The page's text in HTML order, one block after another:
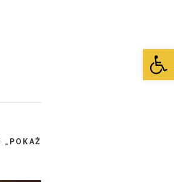
„POKAŻ